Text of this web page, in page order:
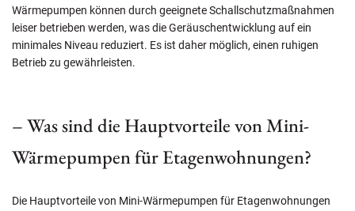
Wärmepumpen können durch geeignete Schallschutzmaßnahmen
leiser betrieben werden, was die Geräuschentwicklung auf ein
minimales Niveau reduziert. Es ist daher möglich, einen ruhigen
Betrieb zu gewährleisten.
– Was sind die Hauptvorteile von Mini-
Wärmepumpen für Etagenwohnungen?
Die Hauptvorteile von Mini-Wärmepumpen für Etagenwohnungen